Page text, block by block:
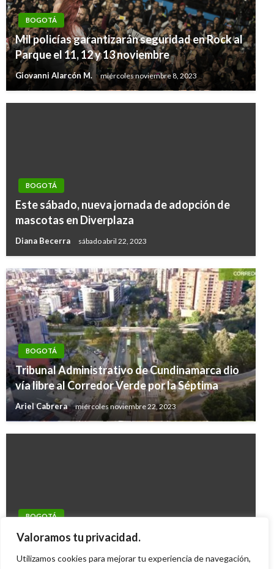
Valoramos tu privacidad.
Utilizamos cookies para mejorar tu experiencia de navegación,
BOGOTÁ
Mil policías garantizarán seguridad en Rock al
Parque el 11, 12 y 13 noviembre
Giovanni Alarcón M. miércoles noviembre 8, 2023
BOGOTÁ
Este sábado, nueva jornada de adopción de
mascotas en Diverplaza
Diana Becerra sábado abril 22, 2023
BOGOTÁ
Tribunal Administrativo de Cundinamarca dio
vía libre al Corredor Verde por la Séptima
Ariel Cabrera miércoles noviembre 22, 2023
BOGOTÁ
Policía utiliza helicóptero para recuperar un